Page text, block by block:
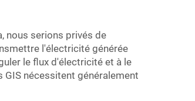
nous serions privés de
l'électricité générée
le flux d'électricité et à le
nécessitent généralement